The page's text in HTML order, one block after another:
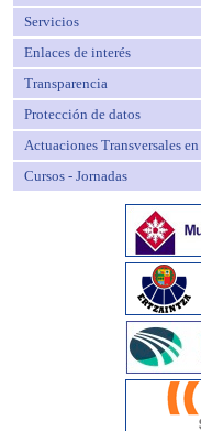
Servicios
Enlaces de interés
Transparencia
Protección de datos
Actuaciones Transversales
Cursos - Jornadas